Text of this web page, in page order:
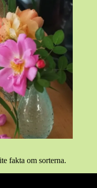
fakta om sorterna.